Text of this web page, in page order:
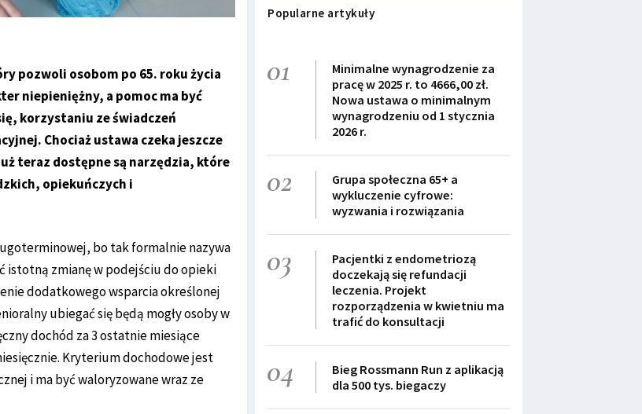
pozwoli osobom po 65. roku życia
niepieniężny, a pomoc ma być
korzystaniu ze świadczeń
Chociaż ustawa czeka jeszcze
teraz dostępne są narzędzia, które
opiekuńczych i
bo tak formalnie nazywa
istotną zmianę w podejściu do opieki
dodatkowego wsparcia określonej
ubiegać się będą mogły osoby w
dochód za 3 ostatnie miesiące
Kryterium dochodowe jest
i ma być waloryzowane wraz ze
Popularne artykuły
01
Minimalne wynagrodzenie za
pracę w 2025 r. to 4666,00 zł.
Nowa ustawa o minimalnym
wynagrodzeniu od 1 stycznia
2026 r.
02
Grupa społeczna 65+ a
wykluczenie cyfrowe:
wyzwania i rozwiązania
03
Pacjentki z endometriozą
doczekają się refundacji
leczenia. Projekt
rozporządzenia w kwietniu ma
trafić do konsultacji
04
Bieg Rossmann Run z aplikacją
dla 500 tys. biegaczy